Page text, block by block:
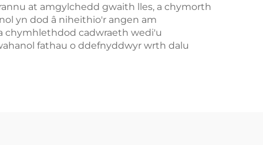
at amgylchedd gwaith lles, a chymorth
yn dod â niheithio'r angen am
chymhlethdod cadwraeth wedi'u
fathau o ddefnyddwyr wrth dalu